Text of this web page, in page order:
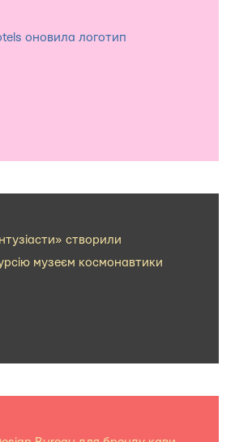
оновила логотип
створили
музеєм космонавтики